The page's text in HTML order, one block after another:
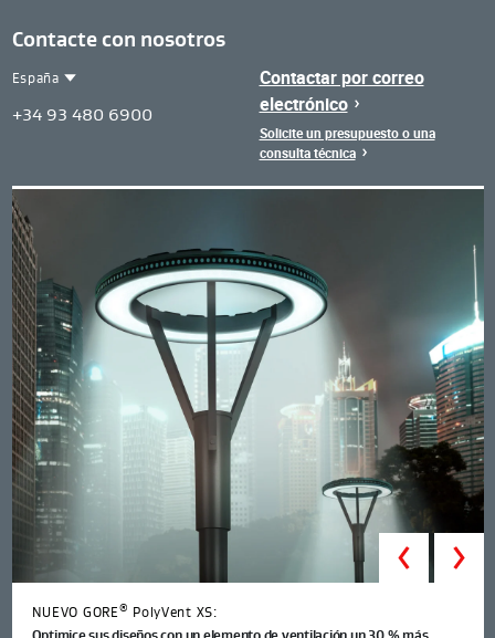
Contacte con nosotros
España
Spain
+34 93 480 6900
Contactar por correo
electrónico
Solicite un presupuesto o una
consulta técnica
NUEVO GORE ®
PolyVent XS: